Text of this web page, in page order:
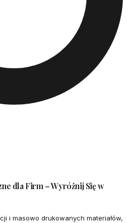
dla Firm – Wyróżnij Się w
i masowo drukowanych materiałów,